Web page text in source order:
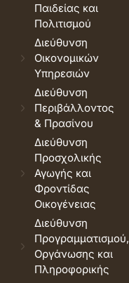
Παιδείας και
Πολιτισμού
Διεύθυνση
Οικονομικών
Υπηρεσιών
Διεύθυνση
Περιβάλλοντος
& Πρασίνου
Διεύθυνση
Προσχολικής
Αγωγής και
Φροντίδας
Οικογένειας
Διεύθυνση
Προγραμματισμού,
Οργάνωσης και
Πληροφορικής